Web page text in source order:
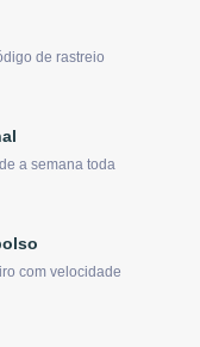
de rastreio
a semana toda
com velocidade